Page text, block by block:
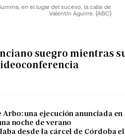
en el lugar del suceso, la calle de
Valentín Aguirre. (ABC)
suegro mientras
una ejecución anunciada en
noche de verano
desde la cárcel de Córdoba el